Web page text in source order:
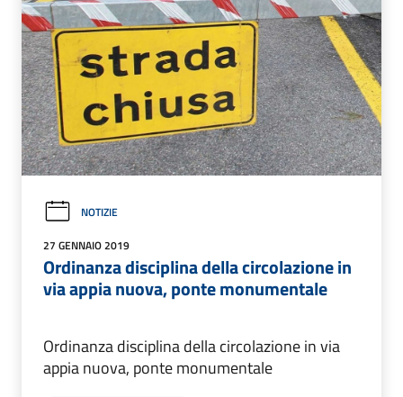
NOTIZIE
27 GENNAIO 2019
Ordinanza disciplina della circolazione in
via appia nuova, ponte monumentale
Ordinanza disciplina della circolazione in via
appia nuova, ponte monumentale